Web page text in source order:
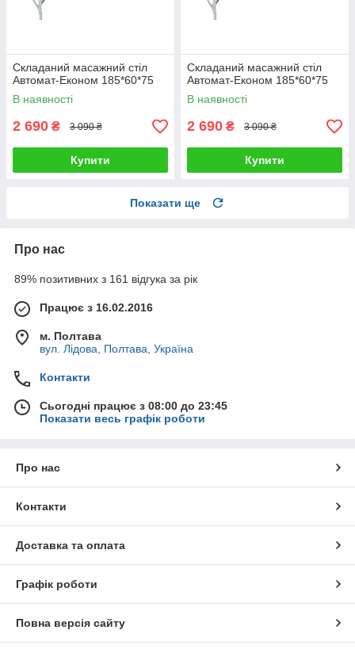
Складаний масажний стіл
Автомат-Економ 185*60*75
В наявності
2 690 ₴ 3 090 ₴
Купити
Складаний масажний стіл
Автомат-Економ 185*60*75
В наявності
2 690 ₴ 3 090 ₴
Купити
Показати ще
Про нас
89% позитивних з 161 відгука за рік
Працює з 16.02.2016
м. Полтава
вул. Лідова, Полтава, Україна
Контакти
Сьогодні працює з 08:00 до 23:45
Показати весь графік роботи
Про нас
Контакти
Доставка та оплата
Графік роботи
Повна версія сайту